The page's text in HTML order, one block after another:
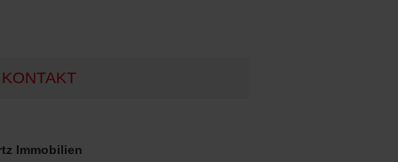
KONTAKT
Immobilien